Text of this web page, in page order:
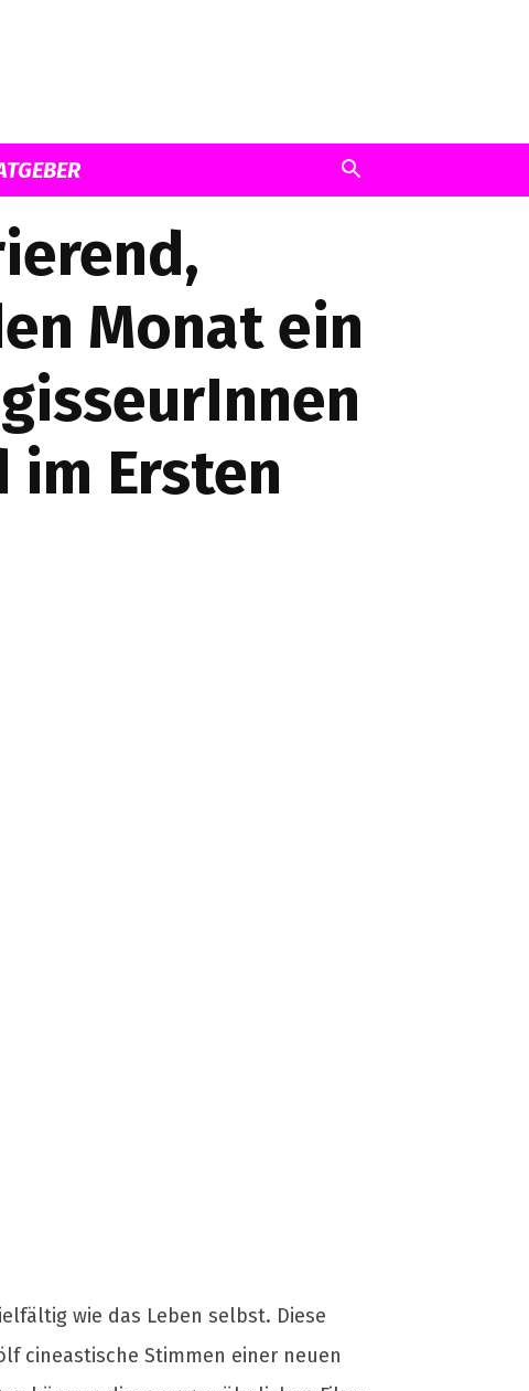
Monat ein
im Ersten
wie das Leben selbst. Diese
cineastische Stimmen einer neuen